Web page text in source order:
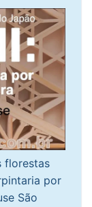
florestas
por
São